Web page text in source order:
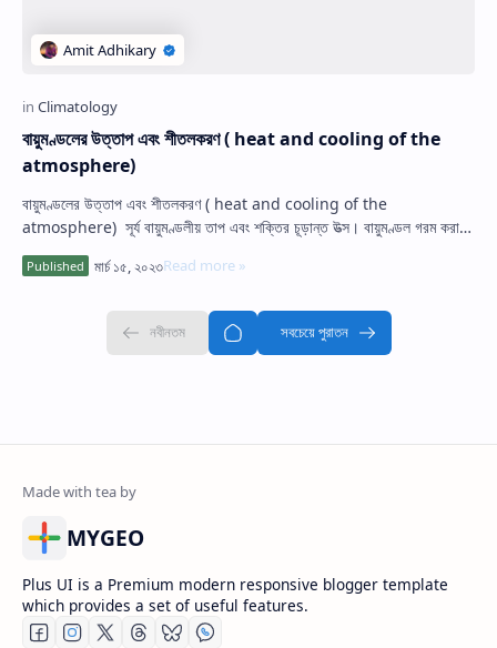
বায়ুমণ্ডলের উত্তাপ এবং শীতলকরণ ( heat and cooling of the
atmosphere)
বায়ুমণ্ডলের উত্তাপ এবং শীতলকরণ ( heat and cooling of the
atmosphere) সূর্য বায়ুমণ্ডলীয় তাপ এবং শক্তির চূড়ান্ত উত্স। বায়ুমণ্ডল গরম করার
এবং শী…
MYGEO
Plus UI is a Premium modern responsive blogger template
which provides a set of useful features.